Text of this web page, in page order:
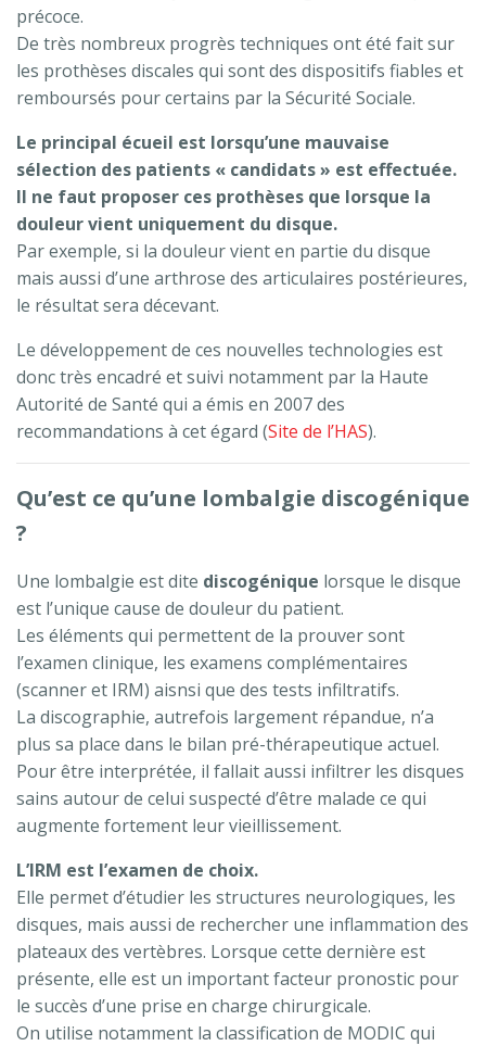
précoce.
De très nombreux progrès techniques ont été fait sur
les prothèses discales qui sont des dispositifs fiables et
remboursés pour certains par la Sécurité Sociale.
Le principal écueil est lorsqu’une mauvaise
sélection des patients « candidats » est effectuée.
Il ne faut proposer ces prothèses que lorsque la
douleur vient uniquement du disque.
Par exemple, si la douleur vient en partie du disque
mais aussi d’une arthrose des articulaires postérieures,
le résultat sera décevant.
Le développement de ces nouvelles technologies est
donc très encadré et suivi notamment par la Haute
Autorité de Santé qui a émis en 2007 des
recommandations à cet égard (Site de l’HAS).
Qu’est ce qu’une lombalgie discogénique
?
Une lombalgie est dite discogénique lorsque le disque
est l’unique cause de douleur du patient.
Les éléments qui permettent de la prouver sont
l’examen clinique, les examens complémentaires
(scanner et IRM) aisnsi que des tests infiltratifs.
La discographie, autrefois largement répandue, n’a
plus sa place dans le bilan pré-thérapeutique actuel.
Pour être interprétée, il fallait aussi infiltrer les disques
sains autour de celui suspecté d’être malade ce qui
augmente fortement leur vieillissement.
L’IRM est l’examen de choix.
Elle permet d’étudier les structures neurologiques, les
disques, mais aussi de rechercher une inflammation des
plateaux des vertèbres. Lorsque cette dernière est
présente, elle est un important facteur pronostic pour
le succès d’une prise en charge chirurgicale.
On utilise notamment la classification de MODIC qui